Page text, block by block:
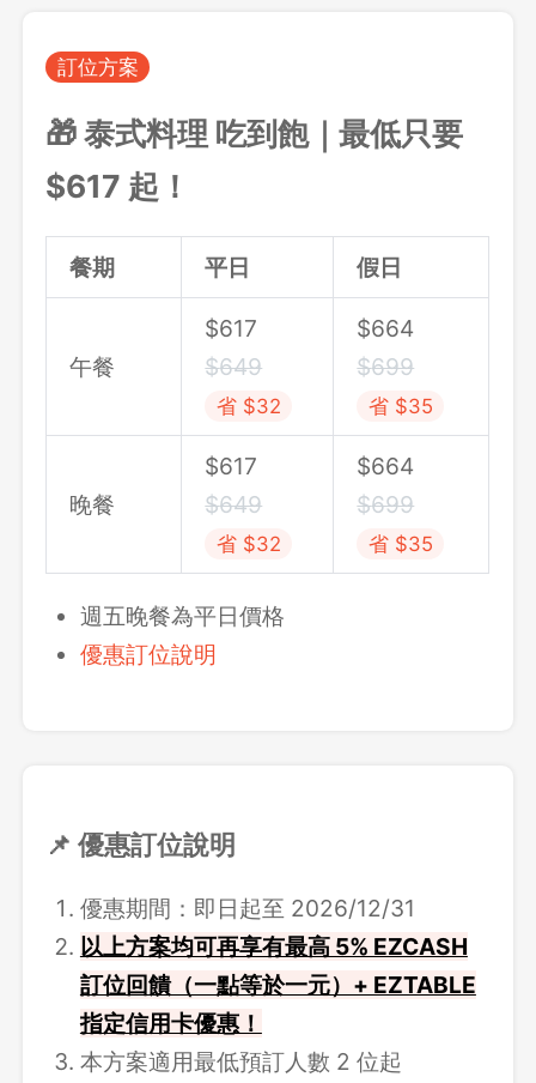
訂位方案
🎁 泰式料理 吃到飽｜最低只要
$617 起！
餐期 平日 假日
午餐
$617
$649
省 $32
$664
$699
省 $35
晚餐
$617
$649
省 $32
$664
$699
省 $35
週五晚餐為平日價格
優惠訂位說明
📌 優惠訂位說明
優惠期間：即日起至 2026/12/31
以上方案均可再享有最高 5% EZCASH
訂位回饋（一點等於一元）+ EZTABLE
指定信用卡優惠！
本方案適用最低預訂人數 2 位起